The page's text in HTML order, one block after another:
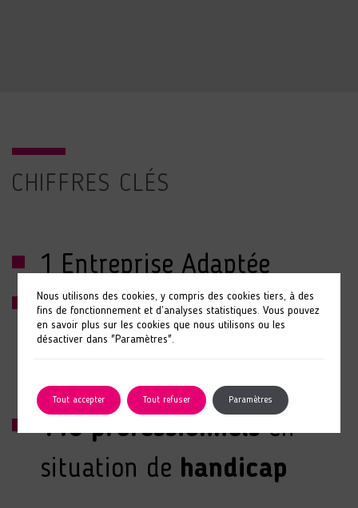
CHIFFRES CLÉS
1 Entreprise Adaptée
9 Établissements et
Services d’Aide par le
Travail
110 professionnelsen
situation de handicap
Nous utilisons des cookies, y compris des cookies tiers, à des
fins de fonctionnement et d’analyses statistiques. Vous pouvez
en savoir plus sur les cookies que nous utilisons ou les
désactiver dans "Paramètres".
Tout accepter Tout refuser Paramètres